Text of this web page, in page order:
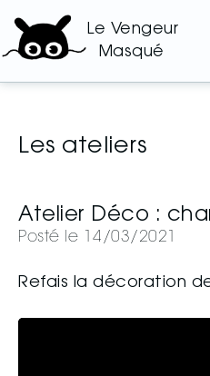
Le Vengeur
Masqué
Les ateliers
Atelier Déco :
Posté le 14/03/2021
Refais la décoration